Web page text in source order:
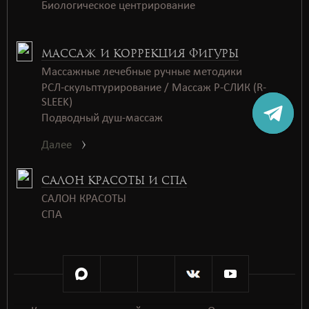
САЛОН КРАСОТЫ И СПА
САЛОН КРАСОТЫ
СПАㅤㅤ
Биологическое центрирование
МАССАЖ И КОРРЕКЦИЯ ФИГУРЫ
Массажные лечебные ручные методики
РСЛ-скульптурирование / Массаж Р-СЛИК (R-
SLEEK)
Подводный душ-массаж
Далее